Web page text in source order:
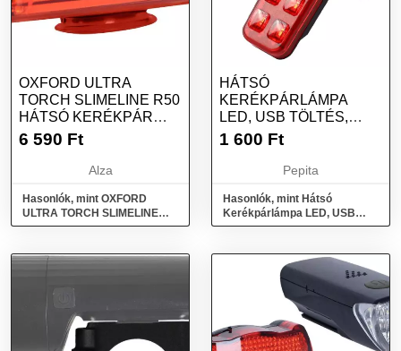
OXFORD ULTRA
TORCH SLIMELINE R50
HÁTSÓ KERÉKPÁR
LÁMPA (LED, 15 LM
6 590 Ft
Alza
Hasonlók, mint OXFORD
ULTRA TORCH SLIMELINE
R50 Hátsó kerékpár lámpa
HÁTSÓ
KERÉKPÁRLÁMPA
LED, USB TÖLTÉS,
PIROS FÉNY, ÖT
1 600 Ft
Pepita
Hasonlók, mint Hátsó
Kerékpárlámpa LED, USB
Töltés, Piros Fény, Öt